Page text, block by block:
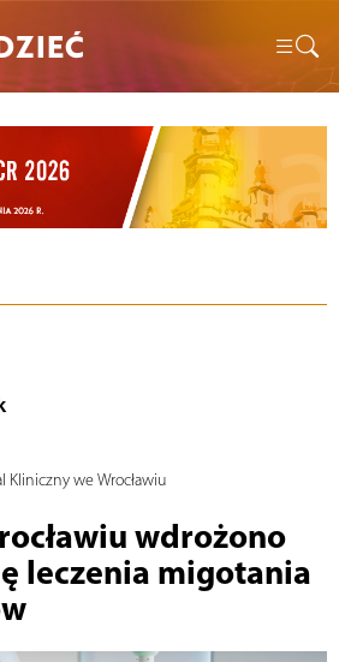
we Wrocławiu
wdrożono
leczenia migotania